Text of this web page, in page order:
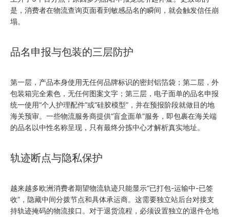
是，消费者在物流查询页面看到敏感品名的瞬间，就会触发信任崩
塌。
品名申报与包装的三层防护
第一层，产品本身使用无任何品牌标识的密封铝箔袋；第二层，外
包装箱完全素色，无任何图案文字；第三层，电子面单的品名申报
统一使用“个人护理配件”或“硅胶模型”，并在预报阶段就做目的地
海关预审。一些物流服务商提供“盲盒面单”服务，即包裹在海关端
的品名以中性名称呈现，只有最终分拣中心才解析真实地址。
轨迹断点与隐私保护
越来越多欧洲消费者期望物流轨迹只能显示“已打包-运输中-已签
收”，隐藏中间分拨节点和具体承运商。这需要独立站后台对接支
持轨迹掩码的物流接口。对于退货流程，必须设置独立的退件仓地